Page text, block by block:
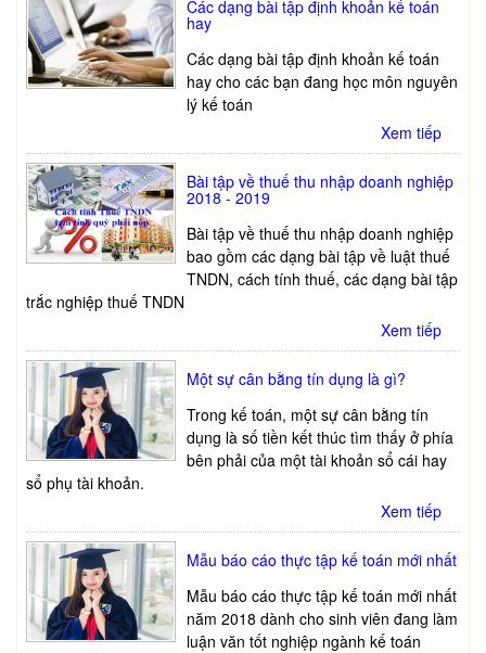
Các dạng bài tập định khoản kế toán
hay
Các dạng bài tập định khoản kế toán
hay cho các bạn đang học môn nguyên
lý kế toán
Xem tiếp
Bài tập về thuế thu nhập doanh nghiệp
2018 - 2019
Bài tập về thuế thu nhập doanh nghiệp
bao gồm các dạng bài tập về luật thuế
TNDN, cách tính thuế, các dạng bài tập
trắc nghiệp thuế TNDN
Xem tiếp
Một sự cân bằng tín dụng là gì?
Trong kế toán, một sự cân bằng tín
dụng là số tiền kết thúc tìm thấy ở phía
bên phải của một tài khoản sổ cái hay
sổ phụ tài khoản.
Xem tiếp
Mẫu báo cáo thực tập kế toán mới nhất
Mẫu báo cáo thực tập kế toán mới nhất
năm 2018 dành cho sinh viên đang làm
luận văn tốt nghiệp ngành kế toán